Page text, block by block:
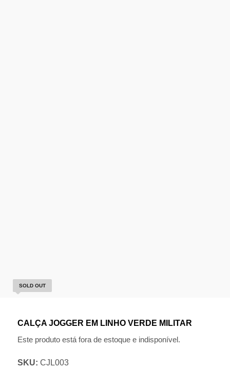
SOLD OUT
CALÇA JOGGER EM LINHO VERDE MILITAR
Este produto está fora de estoque e indisponível.
SKU: CJL003